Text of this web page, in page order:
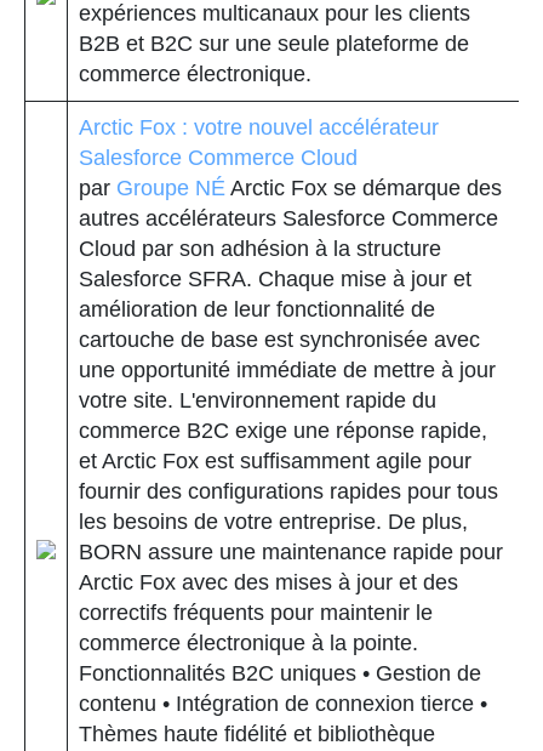
expériences multicanaux pour les clients
B2B et B2C sur une seule plateforme de
commerce électronique.
Arctic Fox : votre nouvel accélérateur
Salesforce Commerce Cloud
par Groupe NÉ Arctic Fox se démarque des
autres accélérateurs Salesforce Commerce
Cloud par son adhésion à la structure
Salesforce SFRA. Chaque mise à jour et
amélioration de leur fonctionnalité de
cartouche de base est synchronisée avec
une opportunité immédiate de mettre à jour
votre site. L'environnement rapide du
commerce B2C exige une réponse rapide,
et Arctic Fox est suffisamment agile pour
fournir des configurations rapides pour tous
les besoins de votre entreprise. De plus,
BORN assure une maintenance rapide pour
Arctic Fox avec des mises à jour et des
correctifs fréquents pour maintenir le
commerce électronique à la pointe.
Fonctionnalités B2C uniques • Gestion de
contenu • Intégration de connexion tierce •
Thèmes haute fidélité et bibliothèque